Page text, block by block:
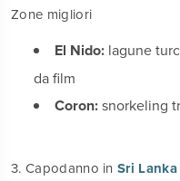
Zone migliori
El Nido: lagune
da film
Coron:snorkeling
3. Capodanno inSri Lanka